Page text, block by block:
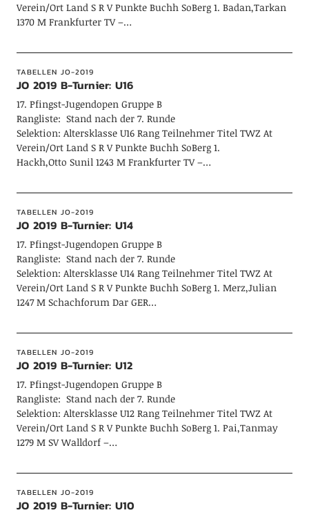
Verein/Ort Land S R V Punkte Buchh SoBerg 1. Badan,Tarkan
1370 M Frankfurter TV –…
TABELLEN JO-2019
JO 2019 B-Turnier: U16
17. Pfingst-Jugendopen Gruppe B
Rangliste: Stand nach der 7. Runde
Selektion: Altersklasse U16 Rang Teilnehmer Titel TWZ At
Verein/Ort Land S R V Punkte Buchh SoBerg 1.
Hackh,Otto Sunil 1243 M Frankfurter TV –…
TABELLEN JO-2019
JO 2019 B-Turnier: U14
17. Pfingst-Jugendopen Gruppe B
Rangliste: Stand nach der 7. Runde
Selektion: Altersklasse U14 Rang Teilnehmer Titel TWZ At
Verein/Ort Land S R V Punkte Buchh SoBerg 1. Merz,Julian
1247 M Schachforum Dar GER…
TABELLEN JO-2019
JO 2019 B-Turnier: U12
17. Pfingst-Jugendopen Gruppe B
Rangliste: Stand nach der 7. Runde
Selektion: Altersklasse U12 Rang Teilnehmer Titel TWZ At
Verein/Ort Land S R V Punkte Buchh SoBerg 1. Pai,Tanmay
1279 M SV Walldorf –…
TABELLEN JO-2019
JO 2019 B-Turnier: U10